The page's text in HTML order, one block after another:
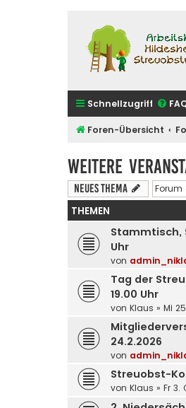
Schnellzugriff
Foren-Übersicht
Weitere
Neues Thema
THEMEN
Stammtisch,
Uhr
von
Tag der
19.00 Uhr
von Klaus » Mi
24.2.2026
von
Streuobst-
von Klaus » Fr 3.